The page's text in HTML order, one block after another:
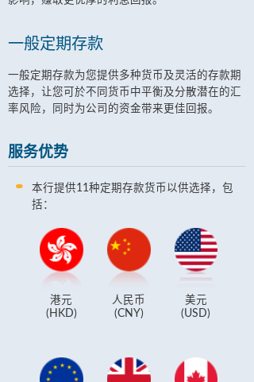
一般定期存款
一般定期存款为您提供多种货币及灵活的存款期
选择，让您可於不同货币中平衡及分散潜在的汇
率风险，同时为公司的资金带来更佳回报。
服务优势
本行提供11种定期存款货币以供选择，包
括：
港元
(HKD)
人民币
(CNY)
美元
(USD)